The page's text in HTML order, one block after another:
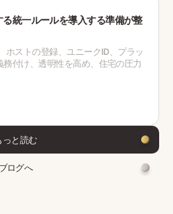
統一ルールを導入する準備が整
ホストの登録、ユニークID、プラッ
務付け、透明性を高め、住宅の圧力
っと読む
ブログへ